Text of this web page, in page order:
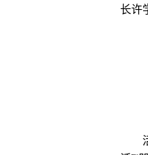
长许
活